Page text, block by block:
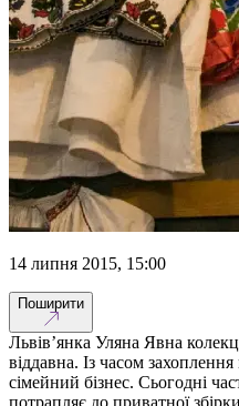
14 липня 2015, 15:00
Поширити
Львів’янка Уляна Явна
віддавна. Із часом
сімейний бізнес. Сьогодні
потрапляє до приватної